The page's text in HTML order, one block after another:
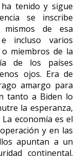
tenido y sigue
se inscribe
mismos de esa
incluso varios
miembros de la
de los países
ojos. Era de
amargo para
tanto a Biden lo
la esperanza,
economía es el
y en las
apuntan a un
continental.